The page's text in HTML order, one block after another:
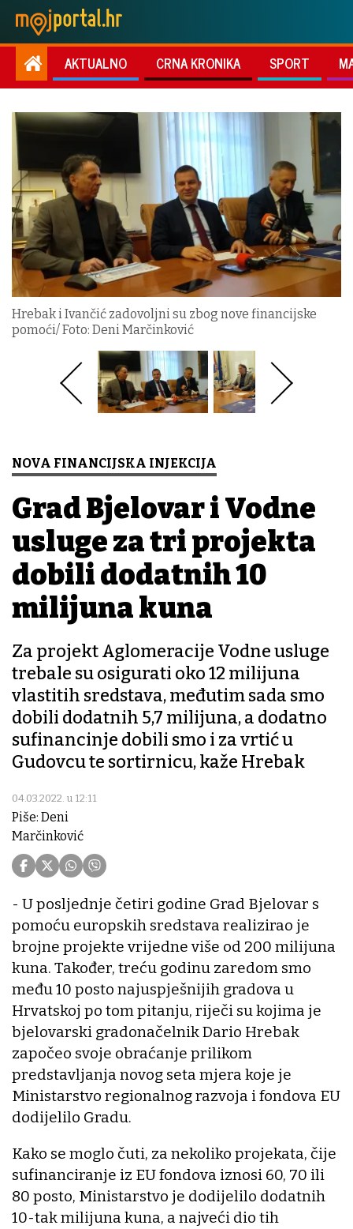
AKTUALNO CRNA KRONIKA SPORT
Hrebak i Ivančić zadovoljni su zbog nove financijske
pomoći/ Foto: Deni Marčinković
NOVA FINANCIJSKA INJEKCIJA
Grad Bjelovar i Vodne
usluge za tri projekta
dobili dodatnih 10
milijuna kuna
Za projekt Aglomeracije Vodne usluge
trebale su osigurati oko 12 milijuna
vlastitih sredstava, međutim sada smo
dobili dodatnih 5,7 milijuna, a dodatno
sufinancinje dobili smo i za vrtić u
Gudovcu te sortirnicu, kaže Hrebak
04.03.2022. u 12:11
Piše: Deni
Marčinković
- U posljednje četiri godine Grad Bjelovar s
pomoću europskih sredstava realizirao je
brojne projekte vrijedne više od 200 milijuna
kuna. Također, treću godinu zaredom smo
među 10 posto najuspješnijih gradova u
Hrvatskoj po tom pitanju, riječi su kojima je
bjelovarski gradonačelnik Dario Hrebak
započeo svoje obraćanje prilikom
predstavljanja novog seta mjera koje je
Ministarstvo regionalnog razvoja i fondova EU
dodijelilo Gradu.
Kako se moglo čuti, za nekoliko projekata, čije
sufinanciranje iz EU fondova iznosi 60, 70 ili
80 posto, Ministarstvo je dodijelilo dodatnih
10-tak milijuna kuna, a najveći dio tih